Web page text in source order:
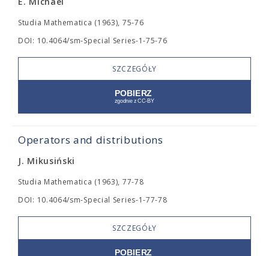
Studia Mathematica (1963), 75-76
DOI: 10.4064/sm-Special Series-1-75-76
SZCZEGÓŁY
Operators and distributions
J. Mikusiński
Studia Mathematica (1963), 77-78
DOI: 10.4064/sm-Special Series-1-77-78
SZCZEGÓŁY